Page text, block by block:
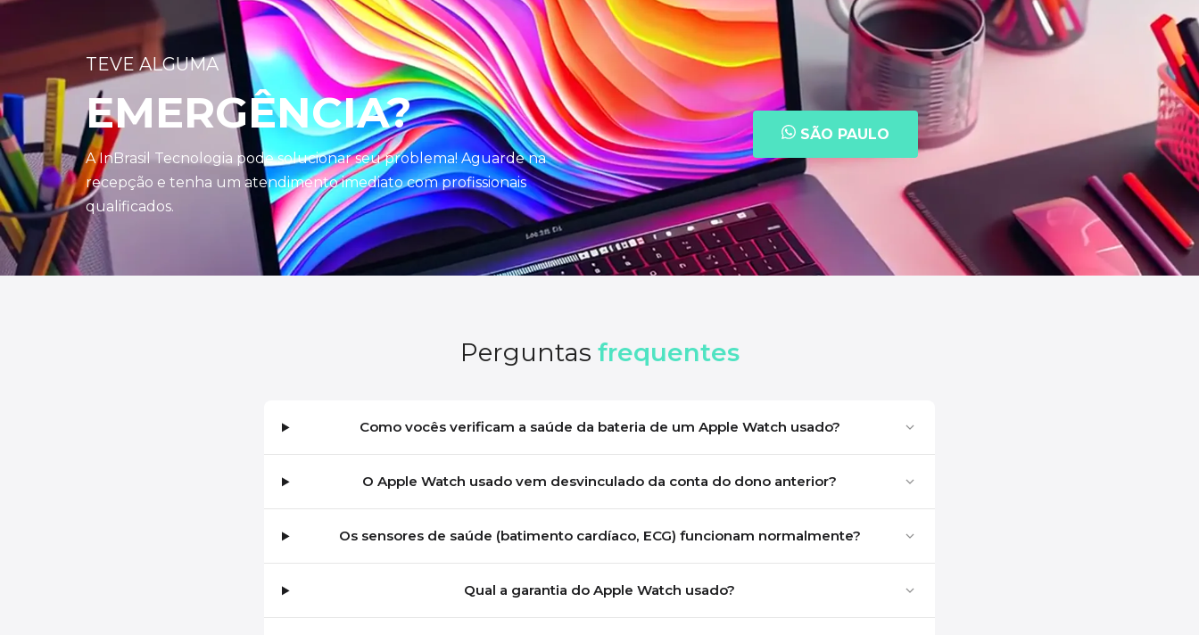
TEVE ALGUMA
EMERGÊNCIA?
A InBrasil Tecnologia pode solucionar seu problema! Aguarde na
recepção e tenha um atendimento imediato com profissionais
qualificados.
SÃO PAULO
Perguntas frequentes
Como vocês verificam a saúde da bateria de um Apple Watch usado?
O Apple Watch usado vem desvinculado da conta do dono anterior?
Os sensores de saúde (batimento cardíaco, ECG) funcionam normalmente?
Qual a garantia do Apple Watch usado?